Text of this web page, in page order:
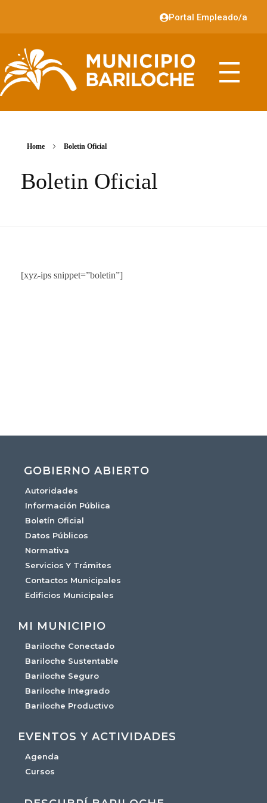
Portal Empleado/a
Home Boletin Oficial
Boletin Oficial
[xyz-ips snippet=”boletin”]
GOBIERNO ABIERTO
Autoridades
Información Pública
Boletín Oficial
Datos Públicos
Normativa
Servicios Y Trámites
Contactos Municipales
Edificios Municipales
MI MUNICIPIO
Bariloche Conectado
Bariloche Sustentable
Bariloche Seguro
Bariloche Integrado
Bariloche Productivo
EVENTOS Y ACTIVIDADES
Agenda
Cursos